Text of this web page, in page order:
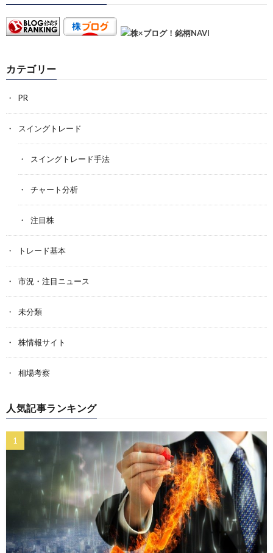
カテゴリー
PR
スイングトレード
スイングトレード手法
チャート分析
注目株
トレード基本
市況・注目ニュース
未分類
株情報サイト
相場考察
人気記事ランキング